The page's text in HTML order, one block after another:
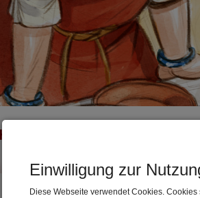
Einwilligung zur
Diese Webseite verwendet Cookies.
- EIN